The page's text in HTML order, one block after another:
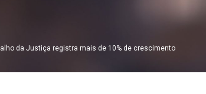
da Justiça registra mais de 10% de crescimento